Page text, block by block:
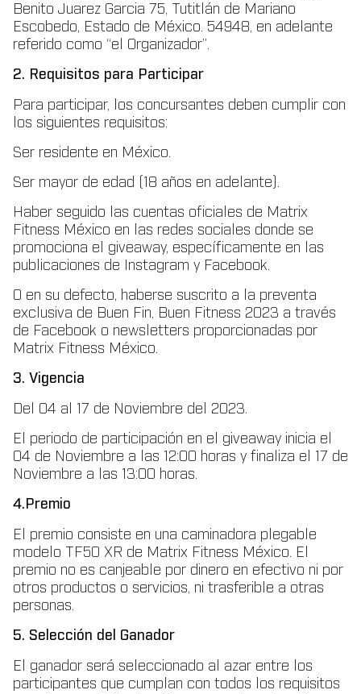
Benito Juarez Garcia 75, Tutitlán de Mariano
Escobedo, Estado de México. 54948, en adelante
referido como “el Organizador”.
2. Requisitos para Participar
Para participar, los concursantes deben cumplir con
los siguientes requisitos:
Ser residente en México.
Ser mayor de edad (18 años en adelante).
Haber seguido las cuentas oficiales de Matrix
Fitness México en las redes sociales donde se
promociona el giveaway, específicamente en las
publicaciones de Instagram y Facebook.
O en su defecto, haberse suscrito a la preventa
exclusiva de Buen Fin, Buen Fitness 2023 a través
de Facebook o newsletters proporcionadas por
Matrix Fitness México.
3. Vigencia
Del 04 al 17 de Noviembre del 2023.
El periodo de participación en el giveaway inicia el
04 de Noviembre a las 12:00 horas y finaliza el 17 de
Noviembre a las 13:00 horas.
4.Premio
El premio consiste en una caminadora plegable
modelo TF50 XR de Matrix Fitness México. El
premio no es canjeable por dinero en efectivo ni por
otros productos o servicios, ni trasferible a otras
personas.
5. Selección del Ganador
El ganador será seleccionado al azar entre los
participantes que cumplan con todos los requisitos